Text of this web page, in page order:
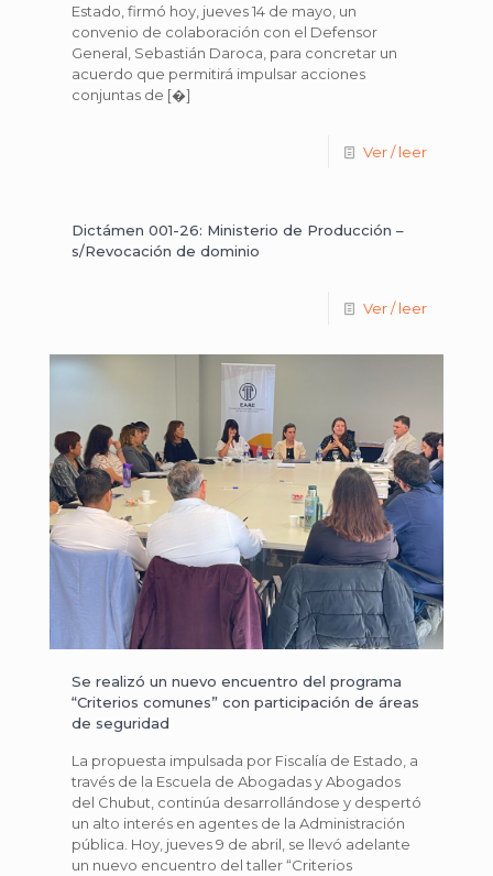
Estado, firmó hoy, jueves 14 de mayo, un
convenio de colaboración con el Defensor
General, Sebastián Daroca, para concretar un
acuerdo que permitirá impulsar acciones
conjuntas de [�]
Ver / leer
Dictámen 001-26: Ministerio de Producción –
s/Revocación de dominio
Ver / leer
Se realizó un nuevo encuentro del programa
“Criterios comunes” con participación de áreas
de seguridad
La propuesta impulsada por Fiscalía de Estado, a
través de la Escuela de Abogadas y Abogados
del Chubut, continúa desarrollándose y despertó
un alto interés en agentes de la Administración
pública. Hoy, jueves 9 de abril, se llevó adelante
un nuevo encuentro del taller “Criterios